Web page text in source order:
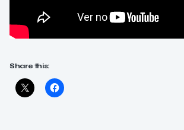
Share this: